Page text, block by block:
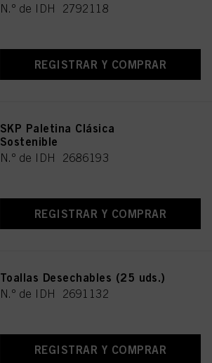
N.º de IDH 2792118
REGISTRAR Y COMPRAR
SKP Paletina Clásica
Sostenible
N.º de IDH 2686193
REGISTRAR Y COMPRAR
Toallas Desechables (25 uds.)
N.º de IDH 2691132
REGISTRAR Y COMPRAR